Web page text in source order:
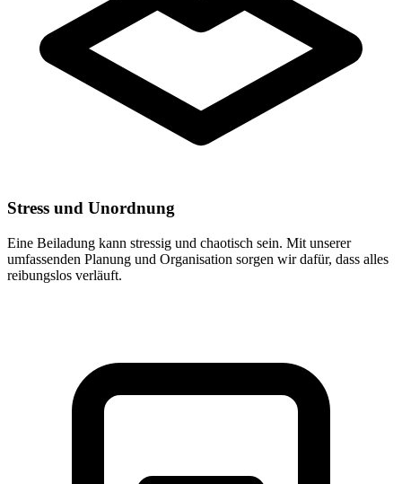
Stress und Unordnung
Eine Beiladung kann stressig und chaotisch sein. Mit unserer
umfassenden Planung und Organisation sorgen wir dafür, dass alles
reibungslos verläuft.